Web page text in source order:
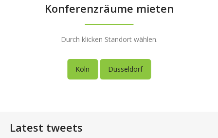
Konferenzräume mieten
Durch klicken Standort wählen.
Köln Düsseldorf
Latest tweets